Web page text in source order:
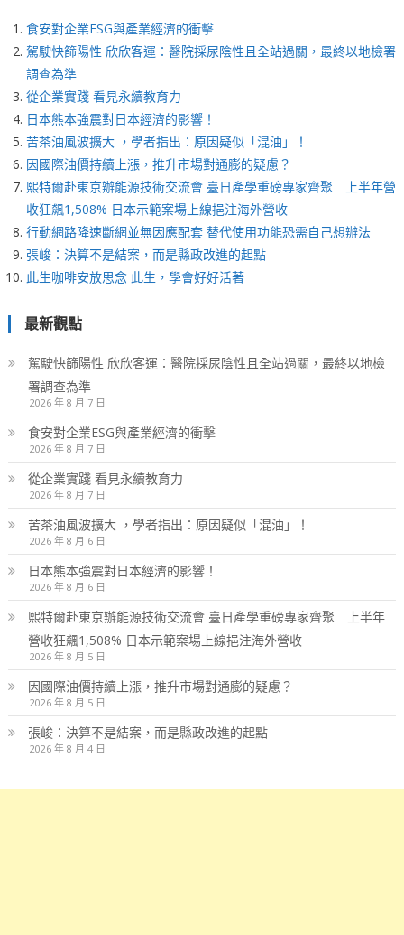
食安對企業ESG與產業經濟的衝擊
駕駛快篩陽性 欣欣客運：醫院採尿陰性且全站過關，最終以地檢署
調查為準
從企業實踐 看見永續教育力
日本熊本強震對日本經濟的影響！
苦茶油風波擴大 ，學者指出：原因疑似「混油」！
因國際油價持續上漲，推升市場對通膨的疑慮？
熙特爾赴東京辦能源技術交流會 臺日產學重磅專家齊聚 上半年營
收狂飆1,508% 日本示範案場上線挹注海外營收
行動網路降速斷網並無因應配套 替代使用功能恐需自己想辦法
張峻：決算不是結案，而是縣政改進的起點
此生咖啡安放思念 此生，學會好好活著
最新觀點
駕駛快篩陽性 欣欣客運：醫院採尿陰性且全站過關，最終以地檢
署調查為準
2026 年 8 月 7 日
食安對企業ESG與產業經濟的衝擊
2026 年 8 月 7 日
從企業實踐 看見永續教育力
2026 年 8 月 7 日
苦茶油風波擴大 ，學者指出：原因疑似「混油」！
2026 年 8 月 6 日
日本熊本強震對日本經濟的影響！
2026 年 8 月 6 日
熙特爾赴東京辦能源技術交流會 臺日產學重磅專家齊聚 上半年
營收狂飆1,508% 日本示範案場上線挹注海外營收
2026 年 8 月 5 日
因國際油價持續上漲，推升市場對通膨的疑慮？
2026 年 8 月 5 日
張峻：決算不是結案，而是縣政改進的起點
2026 年 8 月 4 日